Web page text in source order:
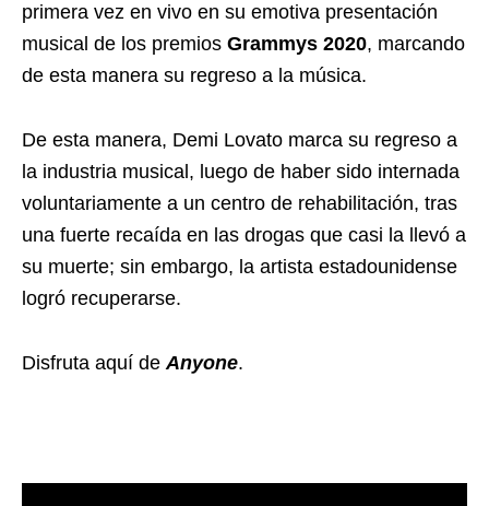
primera vez en vivo en su emotiva presentación
musical de los premios Grammys 2020, marcando
de esta manera su regreso a la música.
De esta manera, Demi Lovato marca su regreso a
la industria musical, luego de haber sido internada
voluntariamente a un centro de rehabilitación, tras
una fuerte recaída en las drogas que casi la llevó a
su muerte; sin embargo, la artista estadounidense
logró recuperarse.
Disfruta aquí deAnyone.